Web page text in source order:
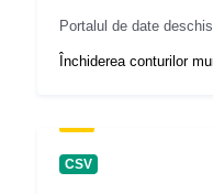
Portalul de date
Închiderea conturilor
CSV